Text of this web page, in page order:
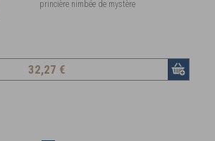
princière nimbée de mystère
32,27 €